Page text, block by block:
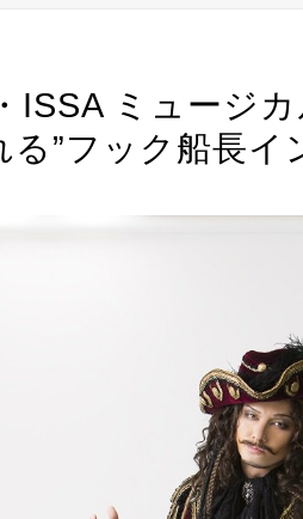
ISSA ミュージ
る”フック船長イ